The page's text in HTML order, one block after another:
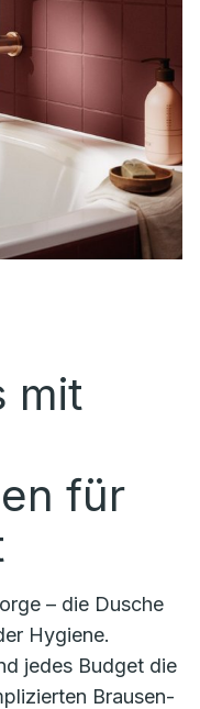
mit
für
– die Dusche
Hygiene.
jedes Budget die
Brausen-